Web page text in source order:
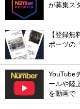
が募集ス
【登録
ポーツの
YouTube
ールや陸
を動画で